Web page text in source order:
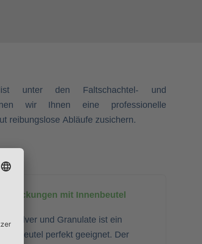
unter den Faltschachtel- und
wir Ihnen eine professionelle
reibungslose Abläufe zusichern.
Verpackungen mit Innenbeutel
Pulver und Granulate ist ein
Innenbeutel perfekt geeignet. Der